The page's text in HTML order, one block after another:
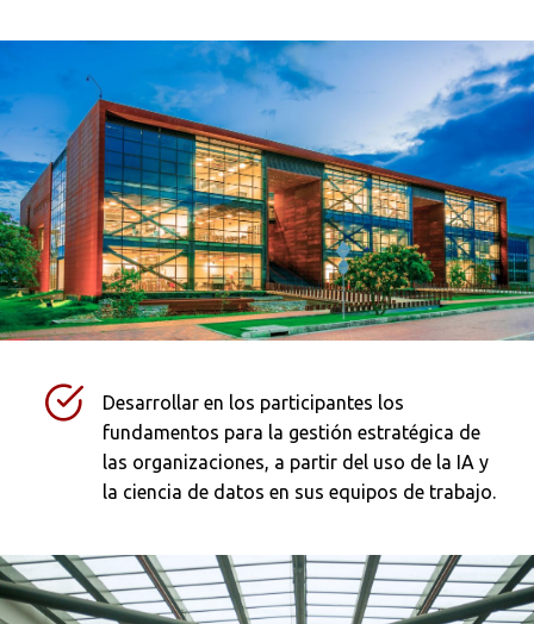
Desarrollar en los participantes los
fundamentos para la gestión estratégica de
las organizaciones, a partir del uso de la IA y
la ciencia de datos en sus equipos de trabajo.